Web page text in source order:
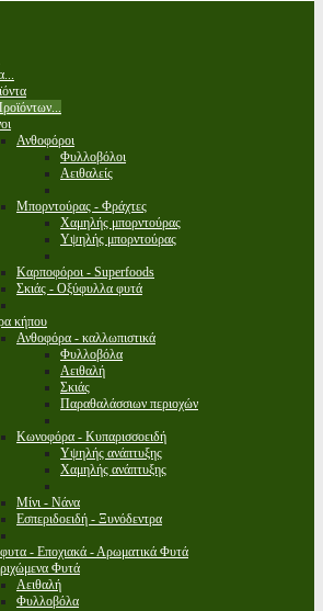
Ανθοφόροι
Φυλλοβόλοι
Αειθαλείς
Μπορντούρας - Φράχτες
Χαμηλής μπορντούρας
Υψηλής μπορντούρας
Καρποφόροι - Superfoods
Σκιάς - Οξύφυλλα φυτά
κήπου
Ανθοφόρα - καλλωπιστικά
Φυλλοβόλα
Αειθαλή
Σκιάς
Παραθαλάσσιων περιοχών
Κωνοφόρα - Κυπαρισσοειδή
Υψηλής ανάπτυξης
Χαμηλής ανάπτυξης
Μίνι - Νάνα
Εσπεριδοειδή - Ξυνόδεντρα
- Εποχιακά - Αρωματικά Φυτά
Φυτά
Αειθαλή
Φυλλοβόλα